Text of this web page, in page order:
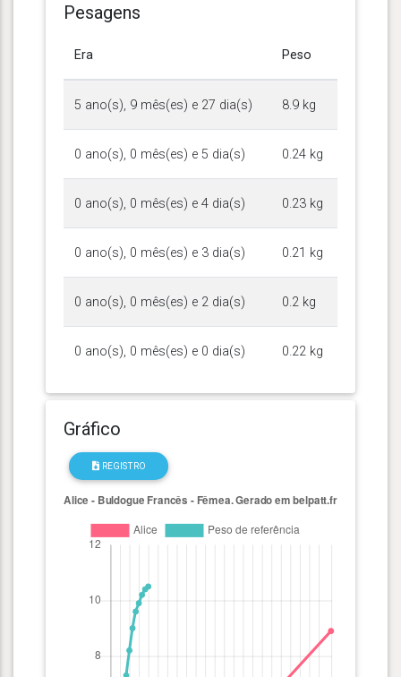
Pesagens
Era Peso
5 ano(s), 9 mês(es) e 27 dia(s) 8.9 kg
0 ano(s), 0 mês(es) e 5 dia(s) 0.24 kg
0 ano(s), 0 mês(es) e 4 dia(s) 0.23 kg
0 ano(s), 0 mês(es) e 3 dia(s) 0.21 kg
0 ano(s), 0 mês(es) e 2 dia(s) 0.2 kg
0 ano(s), 0 mês(es) e 0 dia(s) 0.22 kg
Gráfico
REGISTRO